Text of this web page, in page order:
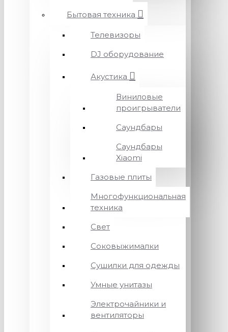
Бытовая техника
Телевизоры
DJ оборудование
Акустика
Виниловые
проигрыватели
Саундбары
Саундбары
Xiaomi
Газовые плиты
Многофункциональная
техника
Свет
Соковыжималки
Сушилки для одежды
Умные унитазы
Электрочайники и
вентиляторы